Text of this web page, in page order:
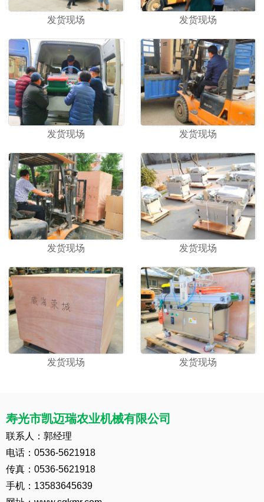
发货现场 发货现场
发货现场 发货现场
发货现场 发货现场
发货现场 发货现场
寿光市凯迈瑞农业机械有限公司
联系人：郭经理
电话：0536-5621918
传真：0536-5621918
手机：13583645639